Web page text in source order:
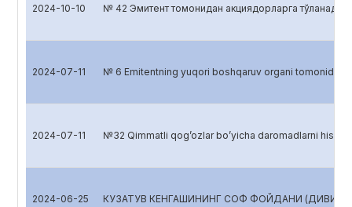
2024-10-10 № 42 Эмитент томонидан акциядорларга
2024-07-11 № 6 Emitentning yuqori boshqaruv organi tomonidan
2024-07-11 №32 Qimmatli qog’ozlar bo’yicha daromadlarni
2024-06-25 КУЗАТУВ КЕНГАШИНИНГ СОФ ФОЙДАНИ